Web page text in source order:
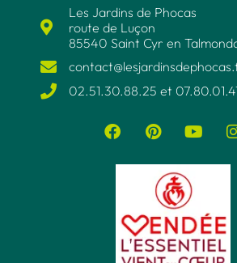
Les Jardins de Phocas
route de Luçon
85540 Saint Cyr en
02.51.30.88.25 et